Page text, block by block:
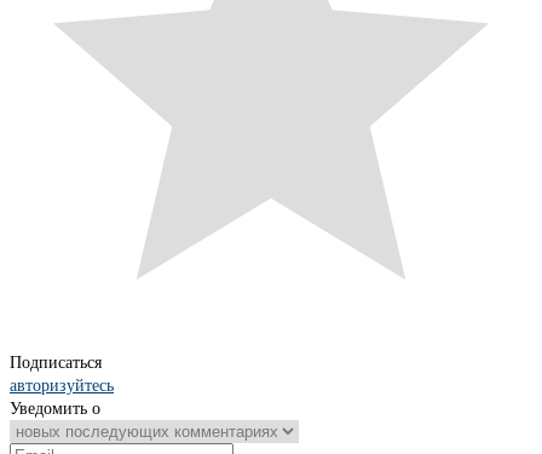
Подписаться
авторизуйтесь
Уведомить о